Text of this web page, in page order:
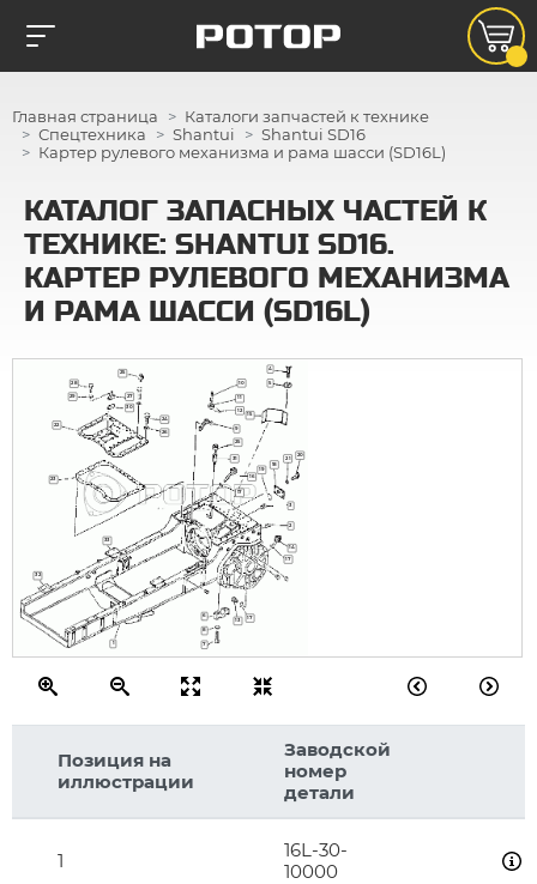
Главная страница
Каталоги запчастей к технике
Спецтехника
Shantui
Shantui SD16
Картер рулевого механизма и рама шасси (SD16L)
КАТАЛОГ ЗАПАСНЫХ ЧАСТЕЙ К
ТЕХНИКЕ: SHANTUI SD16.
КАРТЕР РУЛЕВОГО МЕХАНИЗМА
И РАМА ШАССИ (SD16L)
1
2
3
4
5
6
7
9
10
11
12
13
14
15
16
17
17
17
18
19
20
21
22
23
24
25
25
26
27
28
29
30
31
32
33
Позиция на
иллюстрации
Заводской
номер
детали
1
16L-30-
10000